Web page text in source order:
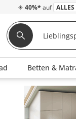
☀ 40%* auf ALLES
Betten &